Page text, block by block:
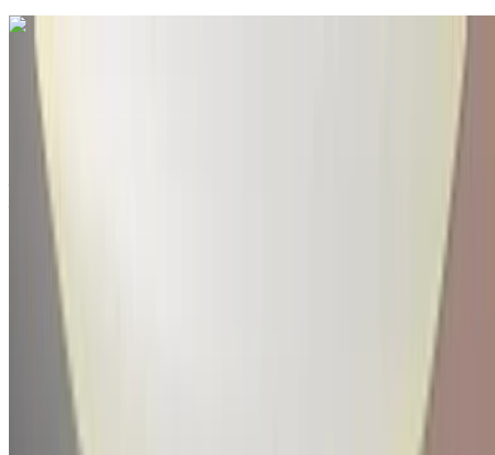
Vous aimez ce que vous voyez ?
Volvo S60 T8 Recharge R-Design 2021
Spécifications, Auto 4-porte
Aéroport Agadir, Agadir
Autres Spécifications
MAD 432,000